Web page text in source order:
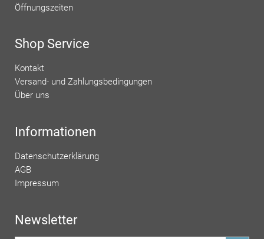
Öffnungszeiten
Shop Service
Kontakt
Versand- und Zahlungsbedingungen
Über uns
Informationen
Datenschutzerklärung
AGB
Impressum
Newsletter